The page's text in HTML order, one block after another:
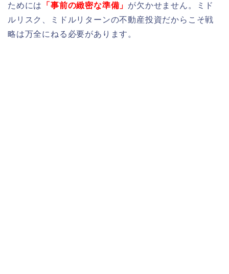
ためには
「事前の緻密な準備」 が欠かせません。ミド
ルリスク、ミドルリターンの不動産投資だからこそ戦
略は万全にねる必要があります。